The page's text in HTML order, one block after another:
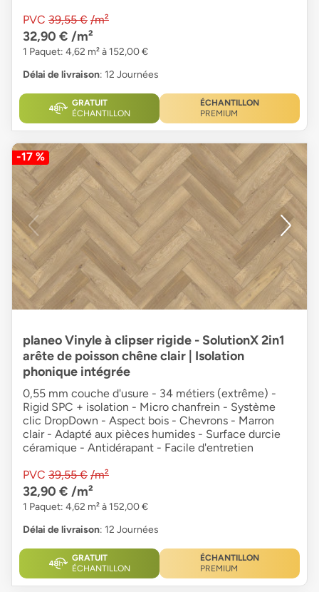
PVC 39,55 € /m²
32,90 € /m²
1 Paquet: 4,62 m² à 152,00 €
Délai de livraison: 12 Journées
GRATUIT
ÉCHANTILLON
ÉCHANTILLON
PREMIUM
-17 %
planeo Vinyle à clipser rigide - SolutionX 2in1
arête de poisson chêne clair | Isolation
phonique intégrée
0,55 mm couche d'usure - 34 métiers (extrême) -
Rigid SPC + isolation - Micro chanfrein - Système
clic DropDown - Aspect bois - Chevrons - Marron
clair - Adapté aux pièces humides - Surface durcie
céramique - Antidérapant - Facile d'entretien
PVC 39,55 € /m²
32,90 € /m²
1 Paquet: 4,62 m² à 152,00 €
Délai de livraison: 12 Journées
GRATUIT
ÉCHANTILLON
ÉCHANTILLON
PREMIUM